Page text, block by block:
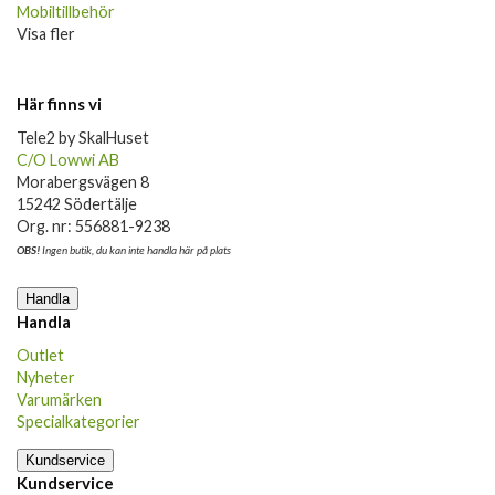
Mobiltillbehör
Visa fler
Här finns vi
Tele2 by SkalHuset
C/O Lowwi AB
Morabergsvägen 8
15242 Södertälje
Org. nr: 556881-9238
OBS!Ingen butik, du kan inte handla här på plats
Handla
Handla
Outlet
Nyheter
Varumärken
Specialkategorier
Kundservice
Kundservice